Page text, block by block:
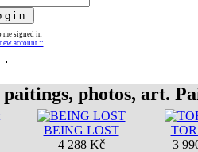
me signed in
account ::
paitings, photos, art.
BEING LOST
4 288 Kč
3